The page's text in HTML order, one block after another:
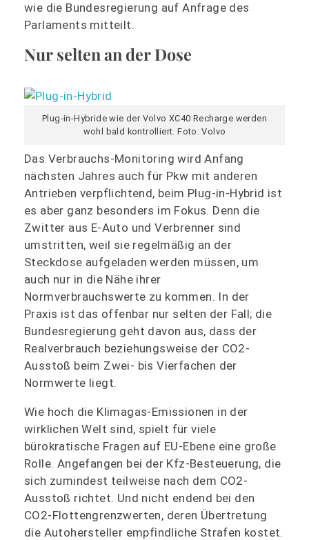
wie die Bundesregierung auf Anfrage des
Parlaments mitteilt.
Nur selten an der Dose
Plug-in-Hybride wie der Volvo XC40 Recharge werden
wohl bald kontrolliert. Foto: Volvo
Das Verbrauchs-Monitoring wird Anfang
nächsten Jahres auch für Pkw mit anderen
Antrieben verpflichtend, beim Plug-in-Hybrid ist
es aber ganz besonders im Fokus. Denn die
Zwitter aus E-Auto und Verbrenner sind
umstritten, weil sie regelmäßig an der
Steckdose aufgeladen werden müssen, um
auch nur in die Nähe ihrer
Normverbrauchswerte zu kommen. In der
Praxis ist das offenbar nur selten der Fall; die
Bundesregierung geht davon aus, dass der
Realverbrauch beziehungsweise der CO2-
Ausstoß beim Zwei- bis Vierfachen der
Normwerte liegt.
Wie hoch die Klimagas-Emissionen in der
wirklichen Welt sind, spielt für viele
bürokratische Fragen auf EU-Ebene eine große
Rolle. Angefangen bei der Kfz-Besteuerung, die
sich zumindest teilweise nach dem CO2-
Ausstoß richtet. Und nicht endend bei den
CO2-Flottengrenzwerten, deren Übertretung
die Autohersteller empfindliche Strafen kostet.